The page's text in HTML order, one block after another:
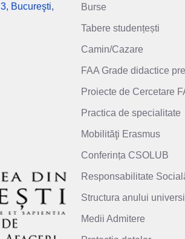
Bucureşti,
Burse
Tabere studențești
Camin/Cazare
FAA Grade didactice
Proiecte de Cercetare
Practica de specialitate
Mobilităţi Erasmus
Conferința CSOLUB
Responsabilitate
Structura anului
Medii Admitere